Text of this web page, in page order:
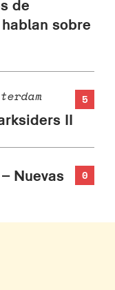
de
sobre
5
II
0
Nuevas